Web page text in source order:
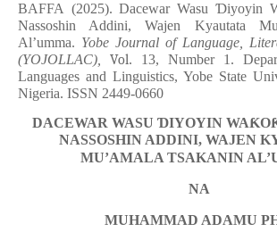
BAFFA (2025). Dacewar Wasu Ɗiyoyin
Nassoshin Addini, Wajen Kyautata
Al’umma. Yobe Journal of Language,
(YOJOLLAC),
Vol. 13, Number 1.
Languages and Linguistics, Yobe State
Nigeria. ISSN 2449-0660
DACEWAR WASU ƊIYOYIN WAƘO
NASSOSHIN ADDINI, WAJEN
MU’AMALA TSAKANIN
NA
MUHAMMAD ADAMU